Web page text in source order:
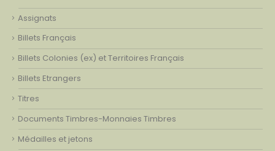
Assignats
Billets Français
Billets Colonies (ex) et Territoires Français
Billets Etrangers
Titres
Documents Timbres-Monnaies Timbres
Médailles et jetons